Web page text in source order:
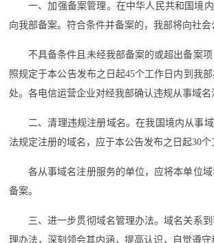
一、加强备案管理。在中华人民共和国境
向我部备案。符合条件并备案的，我部将向社会
不具备条件且未经我部备案的或超出备案
照规定于本公告发布之日起45个工作日内到我
处。各电信运营企业对经我部确认违规从事域
二、清理违规注册域名。在我国境内从事
法规定注册的域名，应于本公告发布之日起30
各从事域名注册服务的单位，应将本单位
备案。
三、进一步贯彻域名管理办法。域名关系
理办法，深刻领会其内涵，提高认识，自觉遵